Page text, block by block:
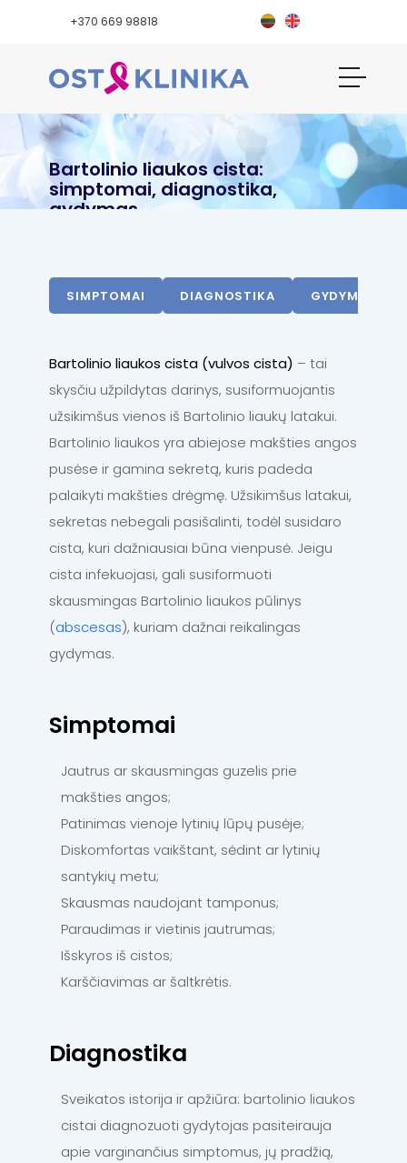
+370 669 98818
Bartolinio liaukos cista:
simptomai, diagnostika,
gydymas
SIMPTOMAI DIAGNOSTIKA GYDYMAS
Bartolinio liaukos cista (vulvos cista) – tai
skysčiu užpildytas darinys, susiformuojantis
užsikimšus vienos iš Bartolinio liaukų latakui.
Bartolinio liaukos yra abiejose makšties angos
pusėse ir gamina sekretą, kuris padeda
palaikyti makšties drėgmę. Užsikimšus latakui,
sekretas nebegali pasišalinti, todėl susidaro
cista, kuri dažniausiai būna vienpusė. Jeigu
cista infekuojasi, gali susiformuoti
skausmingas Bartolinio liaukos pūlinys
(abscesas), kuriam dažnai reikalingas
gydymas.
Simptomai
Jautrus ar skausmingas guzelis prie
makšties angos;
Patinimas vienoje lytinių lūpų pusėje;
Diskomfortas vaikštant, sėdint ar lytinių
santykių metu;
Skausmas naudojant tamponus;
Paraudimas ir vietinis jautrumas;
Išskyros iš cistos;
Karščiavimas ar šaltkrėtis.
Diagnostika
Sveikatos istorija ir apžiūra: bartolinio liaukos
cistai diagnozuoti gydytojas pasiteirauja
apie varginančius simptomus, jų pradžią,